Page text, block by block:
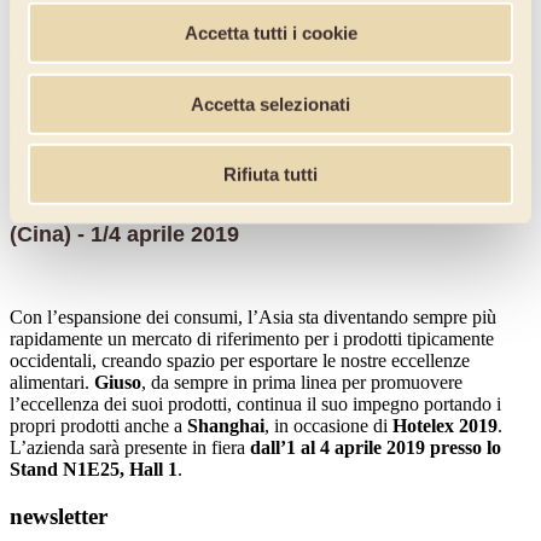
Accetta tutti i cookie
Accetta selezionati
Rifiuta tutti
Attenzione! Inserire i dati mancanti.
Puoi disiscriverti quando vuoi, senza nessun costo.
Hotelex trade fair Shanghai 2019
Giuso arriva in Estremo Oriente,
in occasione della fiera Hotelex 2019 Shanghai
(Cina) - 1/4 aprile 2019
Con l’espansione dei consumi, l’Asia sta diventando sempre più
rapidamente un mercato di riferimento per i prodotti tipicamente
occidentali, creando spazio per esportare le nostre eccellenze
alimentari. Giuso, da sempre in prima linea per promuovere
l’eccellenza dei suoi prodotti, continua il suo impegno portando i
propri prodotti anche a Shanghai, in occasione di Hotelex 2019.
L’azienda sarà presente in fiera dall’1 al 4 aprile 2019 presso lo
Stand N1E25, Hall 1.
newsletter